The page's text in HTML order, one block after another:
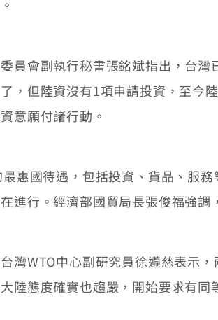
會副執行秘書張銘斌指出，台灣
，但陸資沒有1項申請投資，至今
意願付諸行動。
國待遇，包括投資、貨品、服務
進行。經濟部國貿局長張俊福強調
台灣WTO中心副研究員徐遵慈表示
陸態度確實也趨嚴，開始要求有同